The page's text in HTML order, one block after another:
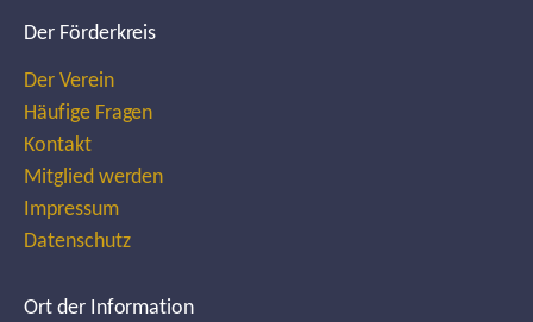
Der Förderkreis
Der Verein
Häufige Fragen
Kontakt
Mitglied werden
Impressum
Datenschutz
Ort der Information